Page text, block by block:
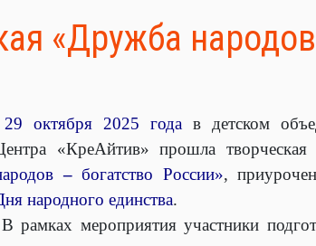
«Дружба
29 октября 2025 года в детском
«КреАйтив» прошла творческая
–богатство России»,
народного единства.
В рамках мероприятия участники